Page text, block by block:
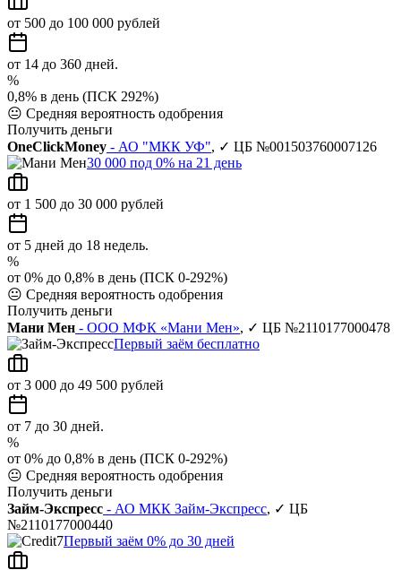
от 500 до 100 000 рублей
от 14 до 360 дней.
%
0,8% в день (ПСК 292%)
😐 Средняя вероятность одобрения
Получить деньги
OneClickMoney - АО "МКК УФ", ✓ ЦБ №001503760007126
30 000 под 0% на 21 день
от 1 500 до 30 000 рублей
от 5 дней до 18 недель.
%
от 0% до 0,8% в день (ПСК 0-292%)
😐 Средняя вероятность одобрения
Получить деньги
Мани Мен - ООО МФК «Мани Мен», ✓ ЦБ №2110177000478
Первый заём бесплатно
от 3 000 до 49 500 рублей
от 7 до 30 дней.
%
от 0% до 0,8% в день (ПСК 0-292%)
😐 Средняя вероятность одобрения
Получить деньги
Займ-Экспресс - АО МКК Займ-Экспресс, ✓ ЦБ
№2110177000440
Первый заём 0% до 30 дней